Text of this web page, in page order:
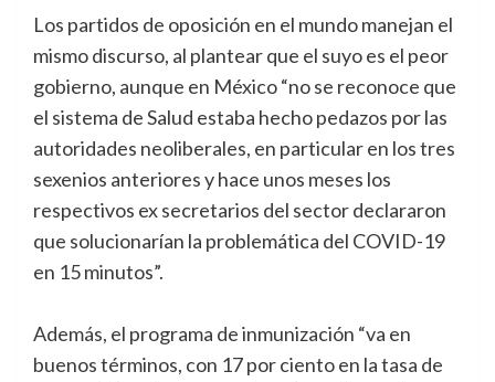
Los partidos de oposición en el mundo manejan el
mismo discurso, al plantear que el suyo es el peor
gobierno, aunque en México “no se reconoce que
el sistema de Salud estaba hecho pedazos por las
autoridades neoliberales, en particular en los tres
sexenios anteriores y hace unos meses los
respectivos ex secretarios del sector declararon
que solucionarían la problemática del COVID-19
en 15 minutos”.
Además, el programa de inmunización “va en
buenos términos, con 17 por ciento en la tasa de